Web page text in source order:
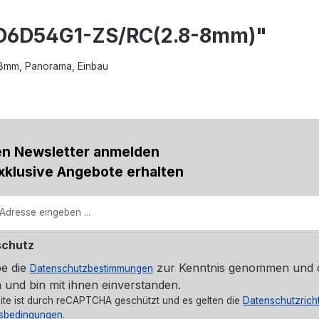
ZS/RC(2.8-8mm)"
Panorama, Einbau
Newsletter anmelden
Angebote erhalten
die Datenschutzbestimmungen zur Kenntnis genommen und
und bin mit ihnen einverstanden.
ist durch reCAPTCHA geschützt und es gelten die
.